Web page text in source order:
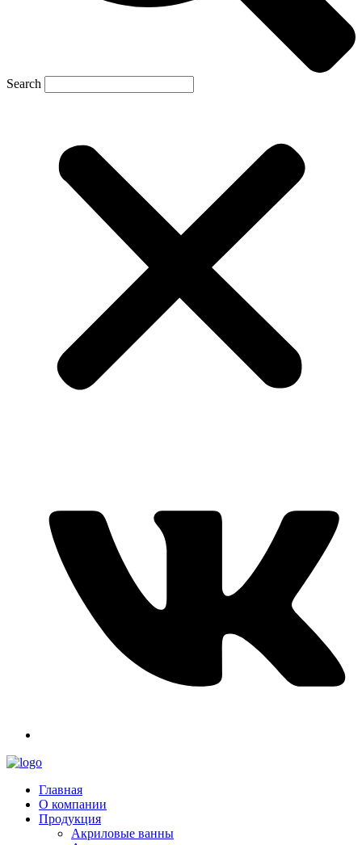
Search
Главная
О компании
Продукция
Акриловые ванны